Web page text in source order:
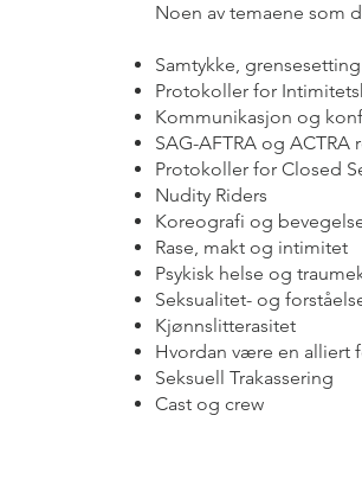
Noen av temaene som
Samtykke,
Protokoller for
Kommunikasjon og
SAG-AFTRA og
Protokoller for Closed
Nudity Riders
Koreografi og
Rase, makt og intimitet
Psykisk helse og
Seksualitet- og
Kjønnslitterasitet
Hvordan være en alliert
Seksuell Trakassering
Cast og crew